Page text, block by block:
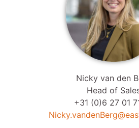
Nicky van den
Head of
+31 (0)6 27 01